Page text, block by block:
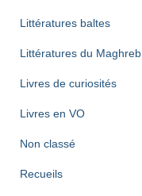
Littératures baltes
Littératures du Maghreb
Livres de curiosités
Livres en VO
Non classé
Recueils